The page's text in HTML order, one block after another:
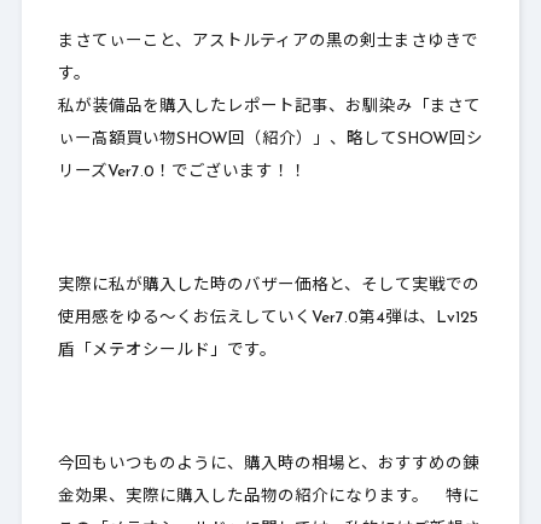
まさてぃーこと、アストルティアの黒の剣士まさゆきで
す。
私が装備品を購入したレポート記事、お馴染み「 まさて
ぃー高額買い物SHOW回（紹介） 」、略してSHOW回シ
リーズVer7.0！でございます！！
実際に私が購入した時のバザー価格と、そして実戦での
使用感をゆる～くお伝えしていくVer7.0第4弾は、Lv125
盾「 メテオシールド 」です。
今回もいつものように、購入時の相場と、おすすめの錬
金効果、実際に購入した品物の紹介になります。 特に